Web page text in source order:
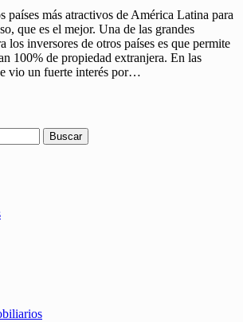
países más atractivos de América Latina para
que es el mejor. Una de las grandes
los inversores de otros países es que permite
100% de propiedad extranjera. En las
vio un fuerte interés por…